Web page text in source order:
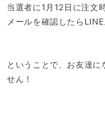
当選者に1月12日に注文
メールを確認したら
ということで、お友達
せん！